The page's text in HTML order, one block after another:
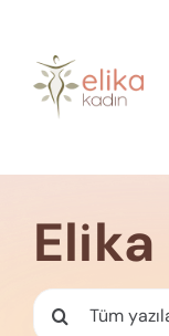
content
Elika
Ara: